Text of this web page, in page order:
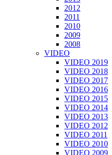
2012
2011
2010
2009
2008
VIDEO
VIDEO 2019
VIDEO 2018
VIDEO 2017
VIDEO 2016
VIDEO 2015
VIDEO 2014
VIDEO 2013
VIDEO 2012
VIDEO 2011
VIDEO 2010
VIDEO 2009